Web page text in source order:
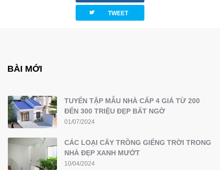
twitterbird TWEET
BÀI MỚI
TUYỂN TẬP MẪU NHÀ CẤP 4 GIÁ TỪ 200
ĐẾN 300 TRIỆU ĐẸP BẤT NGỜ
01/07/2024
CÁC LOẠI CÂY TRỒNG GIẾNG TRỜI TRONG
NHÀ ĐẸP XANH MƯỚT
10/04/2024